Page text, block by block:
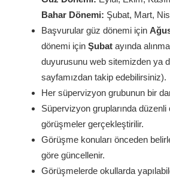
Bahar Dönemi: Şubat, Mart,
Başvurular güz dönemi için
dönemi için Şubat ayında
duyurusunu web sitemizden ya
sayfamızdan takip edebilirsiniz).
Her süpervizyon grubunun bir
Süpervizyon gruplarında düzenli
görüşmeler gerçekleştirilir.
Görüşme konuları önceden
göre güncellenir.
Görüşmelerde okullarda